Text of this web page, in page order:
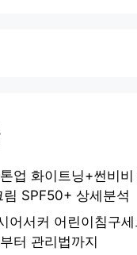
업 화이트닝+썬비
SPF50+ 상세분석
어서커 어린이침구
터 관리법까지